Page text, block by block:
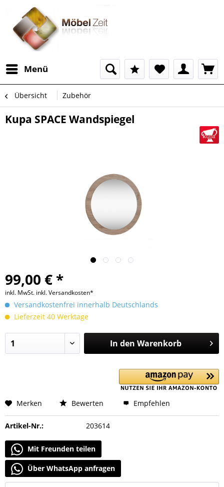
Menü
Übersicht Zubehör
Kupa SPACE Wandspiegel
99,00 € *
inkl. MwSt. inkl. Versandkosten*
Versandkostenfrei innerhalb Deutschlands
Lieferzeit 40 Werktage
In den Warenkorb
Merken Bewerten Empfehlen
Artikel-Nr.: 203614
Mit Freunden teilen
Über WhatsApp anfragen